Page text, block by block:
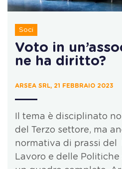
Soci
Voto in
ne ha diritto?
ARSEA SRL, 21 FEBBRAIO 2023
Il tema è disciplinato
del Terzo settore, ma
normativa di prassi del
Lavoro e delle Politiche